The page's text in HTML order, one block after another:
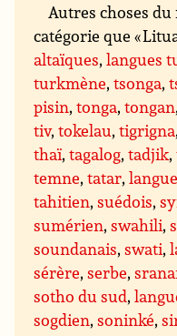
Autres choses
catégorie que «
altaïques,langues
turkmène,tsonga,
pisin,tonga,tongan
tiv,tokelau,tigrigna
thaï,tagalog,tadjik,
temne,tatar,
tahitien,suédois,
sumérien,swahili,
soundanais,swati,
sérère,serbe,
sotho du sud,
sogdien,soninké,